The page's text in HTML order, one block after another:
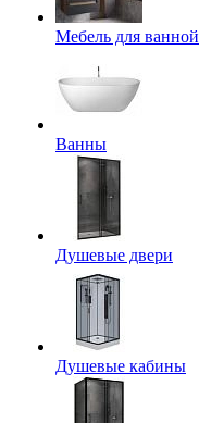
Мебель для ванной
Ванны
Душевые двери
Душевые кабины